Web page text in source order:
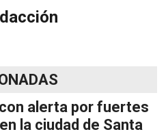
alerta por fuertes
la ciudad de Santa